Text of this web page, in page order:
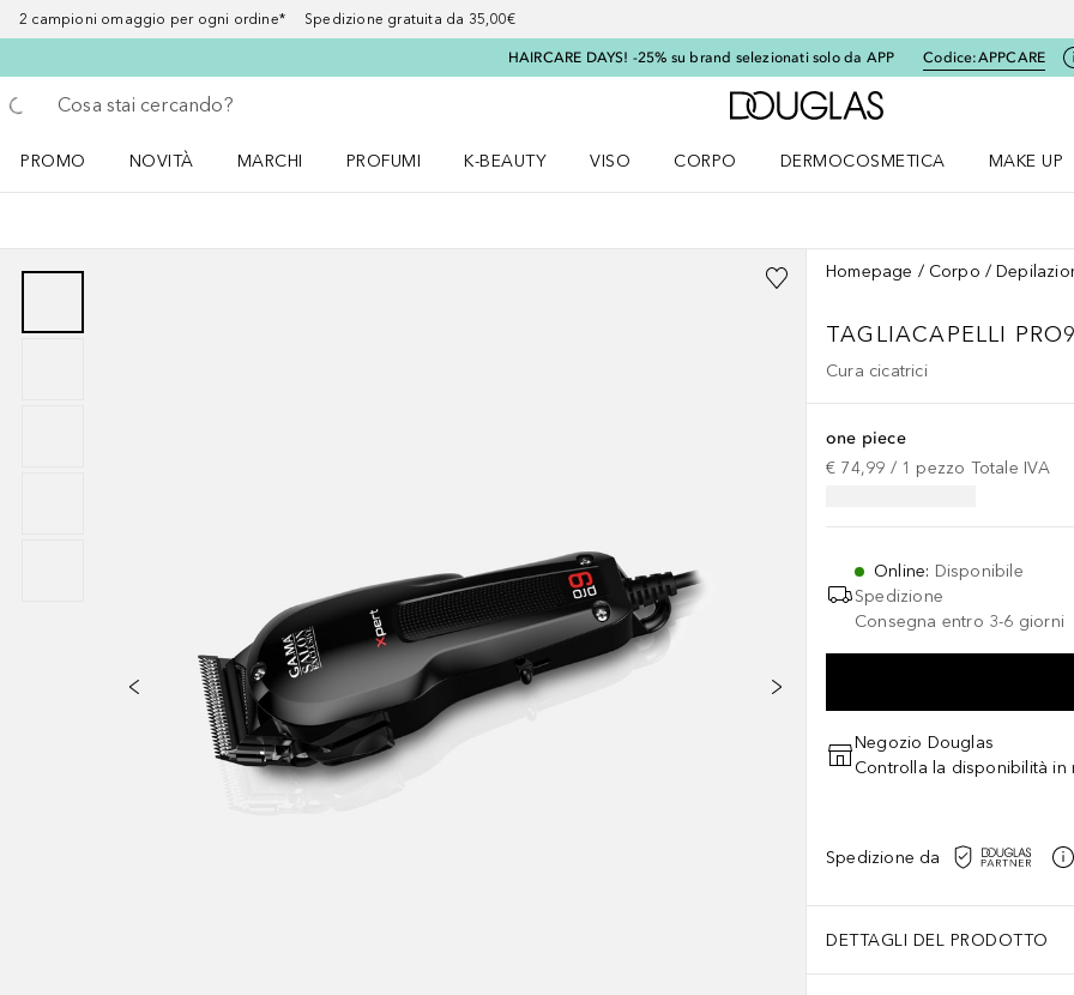
2 campioni omaggio per ogni ordine* Spedizione gratuita da 35,00€
HAIRCARE DAYS! -25% su brand selezionati solo da APP Codice:APPCARE
Torna indietro
Esegui ricerca
A Douglas Home
PROMO
NOVITÀ
MARCHI
PROFUMI
K-BEAUTY
VISO
CORPO
DERMOCOSMETICA
MAKE UP
Homepage Corpo
TAGLIACAPELLI
Cura cicatrici
one piece
€ 74,99 / 1 pezzo Totale IVA
Online: Disponibile
Spedizione
Consegna entro 3-6 giorni
Negozio Douglas
Controlla la disponibilità in
Spedizione da
DETTAGLI DEL PRODOTTO